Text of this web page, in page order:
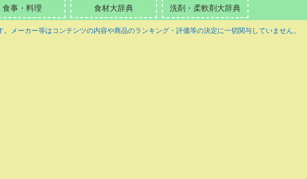
食事・料理 食材大辞典 洗剤・柔軟剤大辞典
メーカー等はコンテンツの内容や商品のランキング・評価等の決定に一切関与していません。